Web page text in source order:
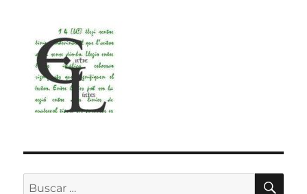
Buscar